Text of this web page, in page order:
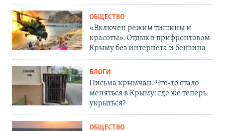
ОБЩЕСТВО
«Включен режим тишины и
красоты». Отдых в прифронтовом
Крыму без интернета и бензина
БЛОГИ
Письма крымчан. Что-то стало
меняться в Крыму: где же теперь
укрыться?
ОБЩЕСТВО